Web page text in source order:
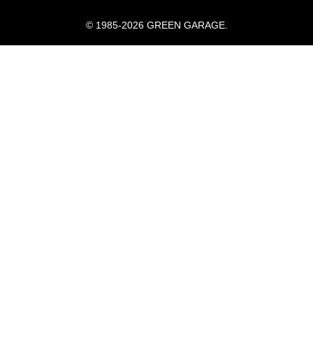
© 1985-2026 GREEN GARAGE.